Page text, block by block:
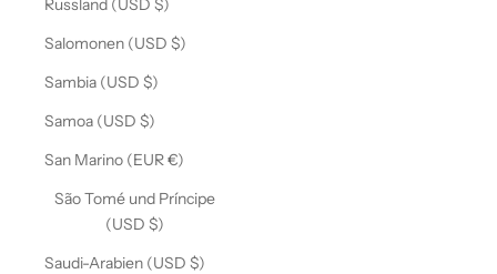
Russland (USD $)
Salomonen (USD $)
Sambia (USD $)
Samoa (USD $)
San Marino (EUR €)
São Tomé und Príncipe
(USD $)
Saudi-Arabien (USD $)